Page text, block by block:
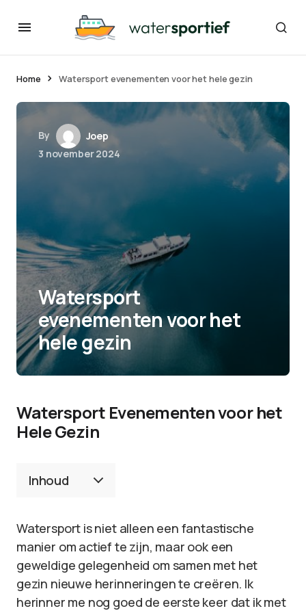
Home Watersport evenementen voor het hele gezin
By
Joep
3 november 2024
Watersport
evenementen voor het
hele gezin
Watersport Evenementen voor het
Hele Gezin
Inhoud
Watersport is niet alleen een fantastische
manier om actief te zijn, maar ook een
geweldige gelegenheid om samen met het
gezin nieuwe herinneringen te creëren. Ik
herinner me nog goed de eerste keer dat ik met